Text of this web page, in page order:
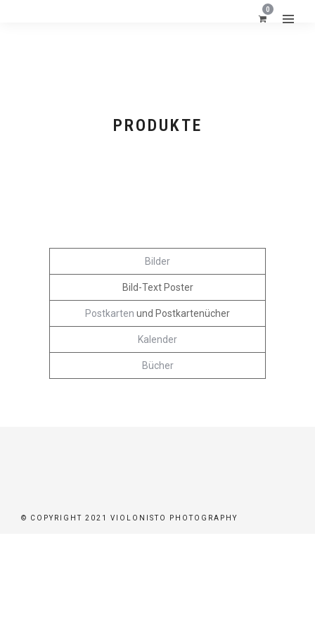
0
PRODUKTE
Bilder
Bild-Text Poster
Postkarten und Postkartenücher
Kalender
Bücher
© COPYRIGHT 2021 VIOLONISTO PHOTOGRAPHY